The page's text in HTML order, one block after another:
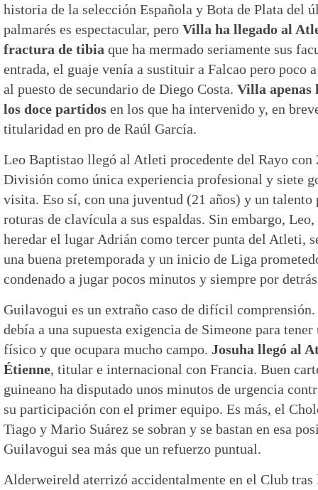
historia de la selección Española y Bota de Plata del
palmarés es espectacular, pero Villa ha llegado al
fractura de tibia que ha mermado seriamente sus
entrada, el guaje venía a sustituir a Falcao pero poco
al puesto de secundario de Diego Costa. Villa apenas
los doce partidos en los que ha intervenido y, en
titularidad en pro de Raúl García.
Leo Baptistao llegó al Atleti procedente del Rayo con
División como única experiencia profesional y siete
visita. Eso sí, con una juventud (21 años) y un talento
roturas de clavícula a sus espaldas. Sin embargo,
heredar el lugar Adrián como tercer punta del Atleti,
una buena pretemporada y un inicio de Liga
condenado a jugar pocos minutos y siempre por
Guilavogui es un extraño caso de difícil
debía a una supuesta exigencia de Simeone para
físico y que ocupara mucho campo. Josuha llegó al
Étienne, titular e internacional con Francia. Buen
guineano ha disputado unos minutos de urgencia
su participación con el primer equipo. Es más, el
Tiago y Mario Suárez se sobran y se bastan en esa
Guilavogui sea más que un refuerzo puntual.
Alderweireld aterrizó accidentalmente en el Club